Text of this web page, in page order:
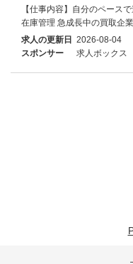
【仕事内容】自分のペース
在庫管理 急成長中の買取企
求人の更新日 2026-08-04
スポンサー
求人ボックス